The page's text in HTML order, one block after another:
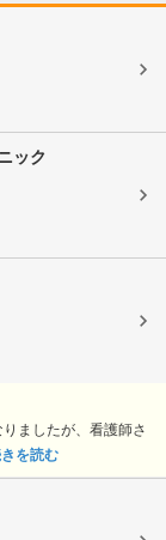
ック
ましたが、看護師さ
を読む